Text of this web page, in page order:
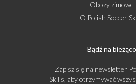
Obozy zimowe
O Polish Soccer
Bądź na bieżąco
Zapisz się na newsletter
Skills, aby otrzymywać